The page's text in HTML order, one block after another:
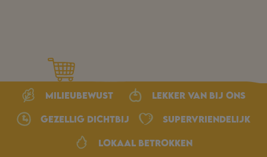
Milieubewust Lekker van bij ons
Gezellig dichtbij Supervriendelijk
Lokaal betrokken